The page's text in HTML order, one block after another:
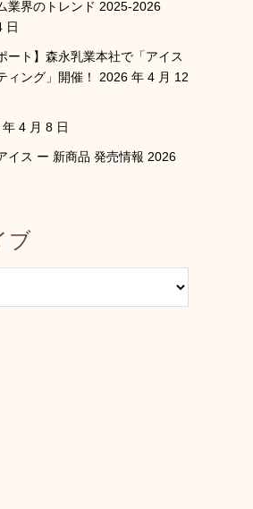
業界のトレンド 2025-2026
日
ート】森永乳業本社で「アイス
ング」開催！
2026 年 4 月 12
4 月 8 日
イス ー 新商品 発売情報 2026
ブ